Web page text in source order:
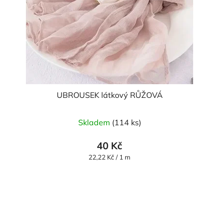
UBROUSEK látkový RŮŽOVÁ
Skladem (114 ks)
40 Kč
Měrná
22,22 Kč / 1 m